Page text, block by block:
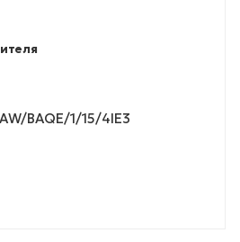
BAQE/1/15/4IE3